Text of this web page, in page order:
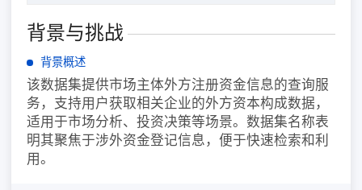
背景与挑战
背景概述
该数据集提供市场主体外方注册资金信息的查询服
务，支持用户获取相关企业的外方资本构成数据，
适用于市场分析、投资决策等场景。数据集名称表
明其聚焦于涉外资金登记信息，便于快速检索和利
用。